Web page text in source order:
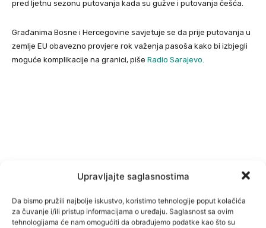
Upravljajte saglasnostima
Da bismo pružili najbolje iskustvo, koristimo tehnologije poput kolačića
za čuvanje i/ili pristup informacijama o uređaju. Saglasnost sa ovim
tehnologijama će nam omogućiti da obrađujemo podatke kao što su
pred ljetnu sezonu putovanja kada su gužve i putovanja češća.
Građanima Bosne i Hercegovine savjetuje se da prije putovanja u
zemlje EU obavezno provjere rok važenja pasoša kako bi izbjegli
moguće komplikacije na granici, piše Radio Sarajevo.